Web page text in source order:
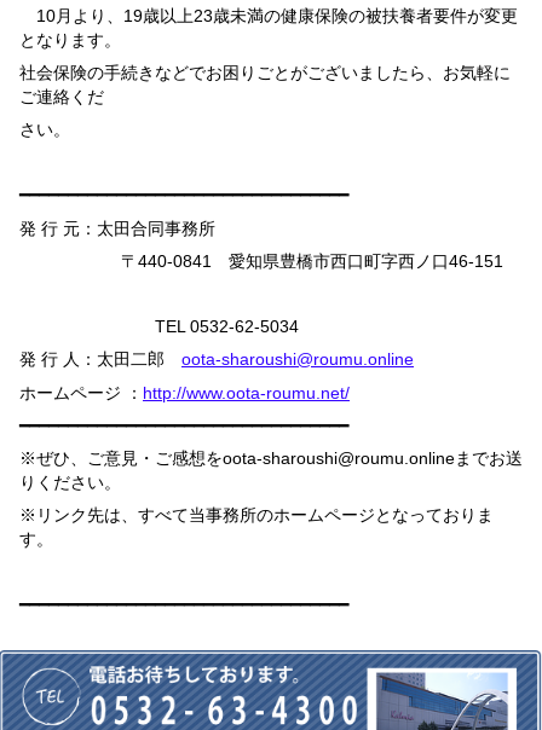
10月より、 19歳以上23歳未満の健康保険の被扶養者要件が変更
となります。
社会保険の手続きなどでお困りごとがございましたら、お気軽に
ご連絡くだ
さい。
━━━━━━━━━━━━━━━━━━━━━━━━━━━━━━━━━━
発 行 元：太田合同事務所
〒 440-0841 愛知県豊橋市西口町字西ノ口46-151
TEL 0532-62-5034
発 行 人：太田二郎 oota-sharoushi@roumu.online
ホームページ ： http://www.oota-roumu.net/
━━━━━━━━━━━━━━━━━━━━━━━━━━━━━━━━━━
※ぜひ、ご意見・ご感想をoota-sharoushi@roumu.onlineまでお送
りください。
※リンク先は、すべて当事務所のホームページとなっておりま
す。
━━━━━━━━━━━━━━━━━━━━━━━━━━━━━━━━━━